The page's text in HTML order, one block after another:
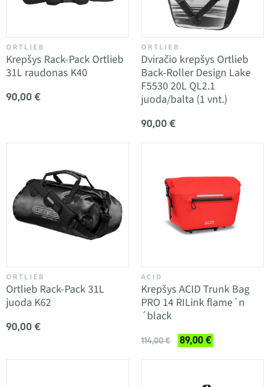
ORTLIEB
Krepšys Rack-Pack Ortlieb
31L raudonas K40
90,00 €
ORTLIEB
Dviračio krepšys Ortlieb
Back-Roller Design Lake
F5530 20L QL2.1
juoda/balta (1 vnt.)
90,00 €
ORTLIEB
Ortlieb Rack-Pack 31L
juoda K62
90,00 €
ACID
Krepšys ACID Trunk Bag
PRO 14 RILink flame´n
´black
114,00 € 89,00 €